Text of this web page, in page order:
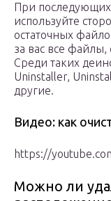
При
используйте
остаточных
за вас все
Среди таких
Uninstaller,
другие.
Видео: как
https://
Можно ли